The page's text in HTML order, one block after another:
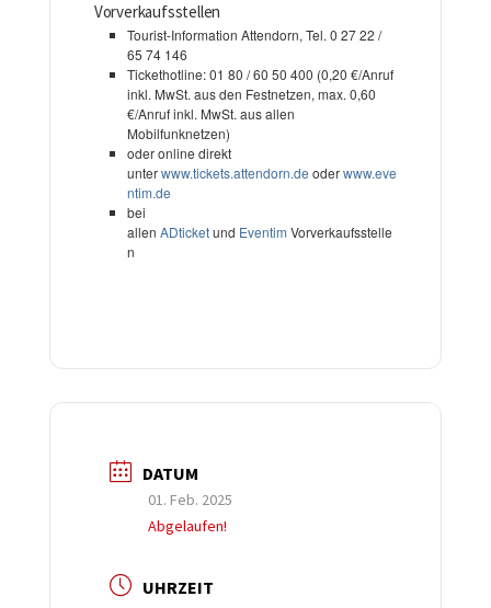
Vorverkaufsstellen
Tourist-Information Attendorn, Tel. 0 27 22 /
65 74 146
Tickethotline: 01 80 / 60 50 400 (0,20 €/Anruf
inkl. MwSt. aus den Festnetzen, max. 0,60
€/Anruf inkl. MwSt. aus allen
Mobilfunknetzen)
oder online direkt
unter www.tickets.attendorn.de oder www.eve
ntim.de
bei
allen ADticket und Eventim Vorverkaufsstelle
n
DATUM
01. Feb. 2025
Abgelaufen!
UHRZEIT